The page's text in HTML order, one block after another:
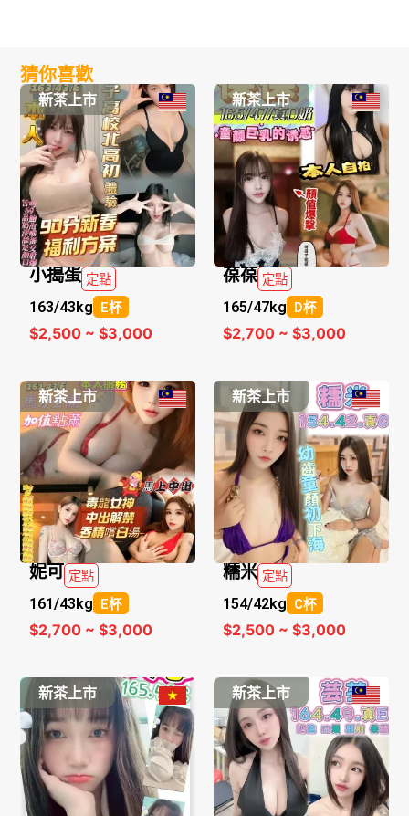
猜你喜歡
新茶上市
小搗蛋 定點
163/43kg E杯
$2,500 ~ $3,000
新茶上市
葆葆 定點
165/47kg D杯
$2,700 ~ $3,000
新茶上市
妮可 定點
161/43kg E杯
$2,700 ~ $3,000
新茶上市
糯米 定點
154/42kg C杯
$2,500 ~ $3,000
新茶上市 新茶上市